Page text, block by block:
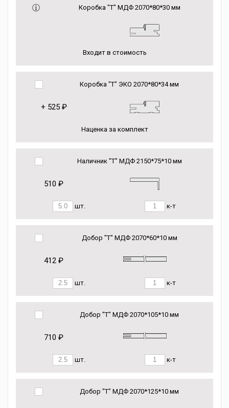
Коробка "Т" МДФ 2070*80*30 мм
Входит в стоимость
Коробка "Т" ЭКО 2070*80*34 мм
+ 525 ₽
Наценка за комплект
Наличник "Т" МДФ 2150*75*10 мм
510 ₽
шт. к-т
Добор "Т" МДФ 2070*60*10 мм
412 ₽
шт. к-т
Добор "Т" МДФ 2070*105*10 мм
710 ₽
шт. к-т
Добор "Т" МДФ 2070*125*10 мм